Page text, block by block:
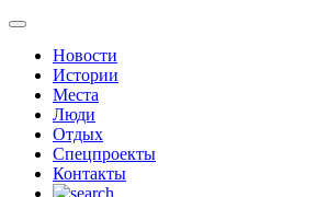
Новости
Истории
Места
Люди
Отдых
Спецпроекты
Контакты